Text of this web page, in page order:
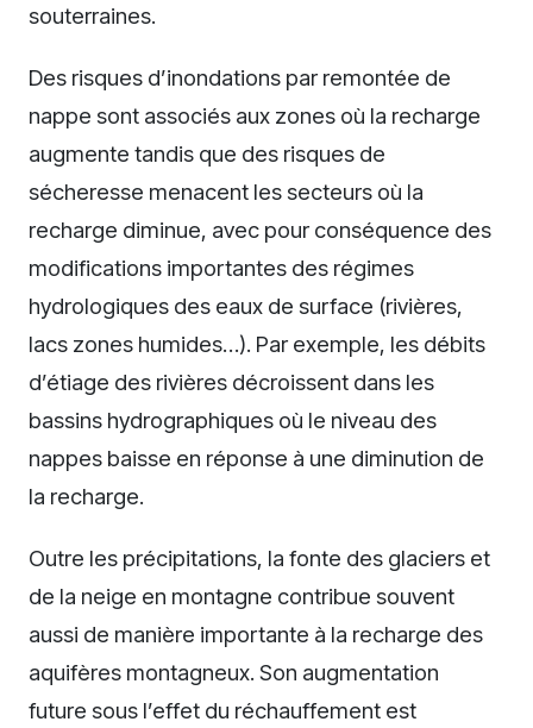
souterraines.
Des risques d’inondations par remontée de
nappe sont associés aux zones où la recharge
augmente tandis que des risques de
sécheresse menacent les secteurs où la
recharge diminue, avec pour conséquence des
modifications importantes des régimes
hydrologiques des eaux de surface (rivières,
lacs zones humides…). Par exemple, les débits
d’étiage des rivières décroissent dans les
bassins hydrographiques où le niveau des
nappes baisse en réponse à une diminution de
la recharge.
Outre les précipitations, la fonte des glaciers et
de la neige en montagne contribue souvent
aussi de manière importante à la recharge des
aquifères montagneux. Son augmentation
future sous l’effet du réchauffement est